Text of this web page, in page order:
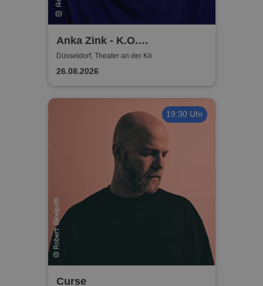
Anka Zink - K.O.
Komplimente
Düsseldorf, Theater an der Kö
26.08.2026
19:30 Uhr
Curse